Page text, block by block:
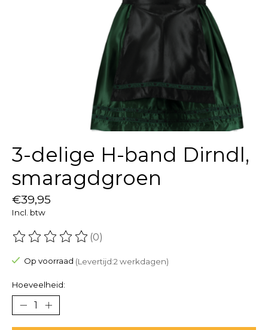
3-delige H-band Dirndl,
smaragdgroen
€39,95
Incl. btw
De beoordeling van dit product is
(0)
Op voorraad (Levertijd:2 werkdagen)
Hoeveelheid: